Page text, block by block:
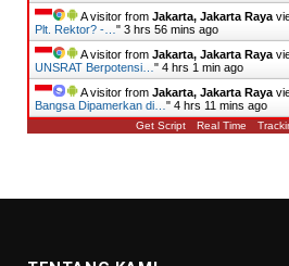
A visitor from Jakarta, Jakarta Raya
Plt. Rektor? -… " 3 hrs 56 mins ago
A visitor from Jakarta, Jakarta Raya
UNSRAT Berpotensi… " 4 hrs 1 min ago
A visitor from Jakarta, Jakarta Raya
Bangsa Dipamerkan di… " 4 hrs 11 mins ago
Get Script Real Time